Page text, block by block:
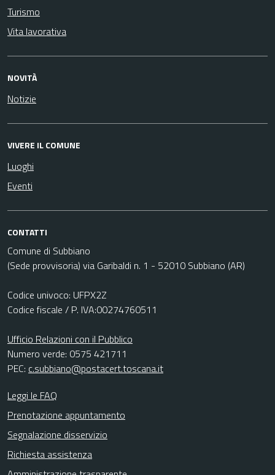
Turismo
Vita lavorativa
NOVITÀ
Notizie
VIVERE IL COMUNE
Luoghi
Eventi
CONTATTI
Comune di Subbiano
(Sede provvisoria) via Garibaldi n. 1 - 52010 Subbiano (AR)
Codice univoco: UFPX2Z
Codice fiscale / P. IVA:00274760511
Ufficio Relazioni con il Pubblico
Numero verde: 0575 421711
PEC: c.subbiano@postacert.toscana.it
Leggi le FAQ
Prenotazione appuntamento
Segnalazione disservizio
Richiesta assistenza